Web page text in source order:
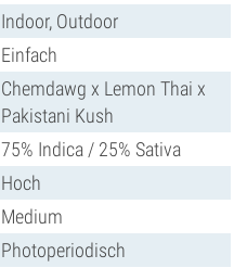
Indoor, Outdoor
Einfach
Chemdawg x Lemon Thai x
Pakistani Kush
75% Indica / 25% Sativa
Hoch
Medium
Photoperiodisch